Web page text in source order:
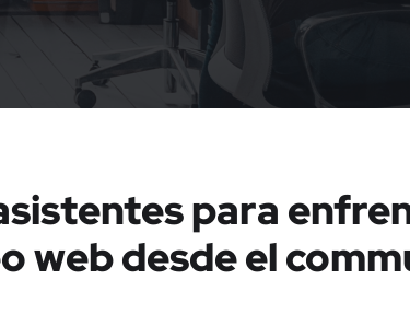
para
web desde el